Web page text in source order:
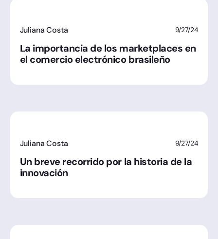
Juliana Costa 9/27/24
La importancia de los marketplaces en
el comercio electrónico brasileño
Juliana Costa 9/27/24
Un breve recorrido por la historia de la
innovación